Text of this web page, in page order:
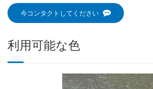
今コンタクトしてください
利用可能な色